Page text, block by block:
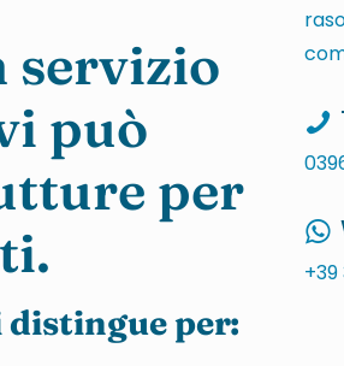
servizio
può
per
per: